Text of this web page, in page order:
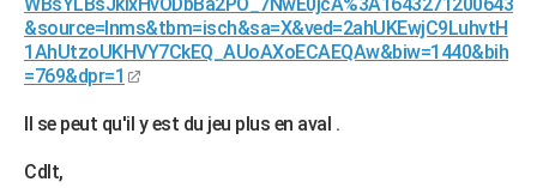
&source=lnms&tbm=isch&sa=X&ved=2ahUKEwjC9LuhvtH
1AhUtzoUKHVY7CkEQ_AUoAXoECAEQAw&biw=1440&bih
=769&dpr=1
Il se peut qu'il y est du jeu plus en aval .
Cdlt,